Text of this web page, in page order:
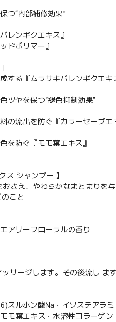
つ“内部補修効果”
レンギクエキス』
ドポリマー』
』
する『ムラサキバレンギクエキ
ツヤを保つ“褪色抑制効果”
の流出を防ぐ『カラーセーブエ
を防ぐ『モモ葉エキス』
ス シャンプー 】
さえ、やわらかなまとまりを与
こと
アリーフローラルの香り
サージします。その後流し ます
スルホン酸Na・イソステアラ
モ葉エキス・水溶性コラーゲ